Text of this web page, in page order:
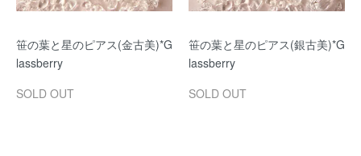
笹の葉と星のピアス(金古美)*G
lassberry
SOLD OUT
笹の葉と星のピアス(銀古美)*G
lassberry
SOLD OUT